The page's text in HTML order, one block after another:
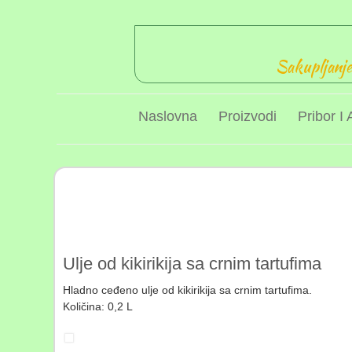
Naslovna Proizvodi Pribor I
Ulje od kikirikija sa crnim tartufima
Hladno ceđeno ulje od kikirikija sa crnim tartufima.
Količina: 0,2 L